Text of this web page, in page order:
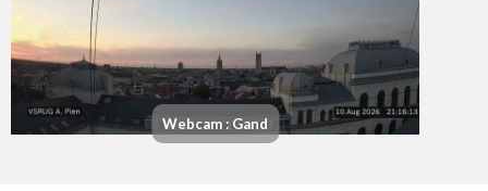
Webcam : Gand